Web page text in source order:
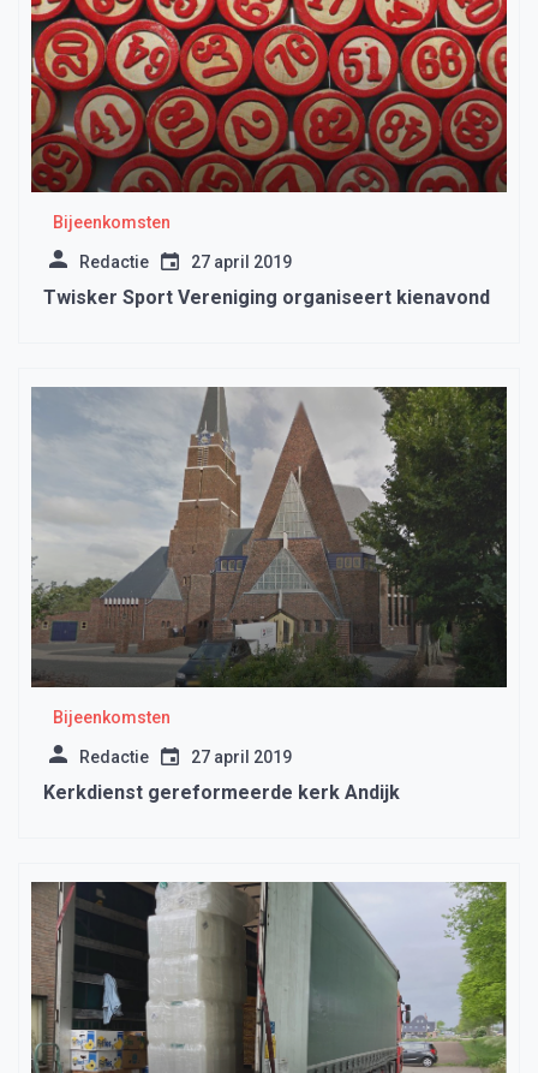
Bijeenkomsten
Redactie 27 april 2019
Twisker Sport Vereniging organiseert kienavond
Bijeenkomsten
Redactie 27 april 2019
Kerkdienst gereformeerde kerk Andijk